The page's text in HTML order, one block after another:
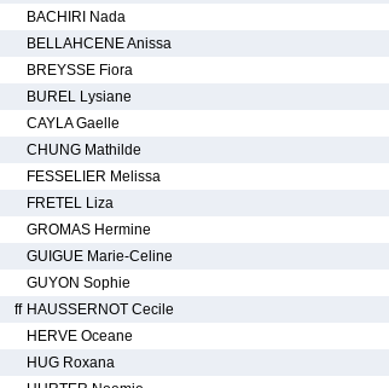
BACHIRI Nada
BELLAHCENE Anissa
BREYSSE Fiora
BUREL Lysiane
CAYLA Gaelle
CHUNG Mathilde
FESSELIER Melissa
FRETEL Liza
GROMAS Hermine
GUIGUE Marie-Celine
GUYON Sophie
ff HAUSSERNOT Cecile
HERVE Oceane
HUG Roxana